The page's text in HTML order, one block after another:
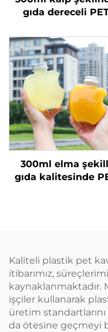
gıda dereceli
plastik ambalaj
meyve suyu ve
içecekler için
satılan
300ml elma
gıda kalitesinde
uygun
Kaliteli plastik pet
itibarımız,
işçiler kullanarak
üretim standartlarını
da ötesine geçmeyi